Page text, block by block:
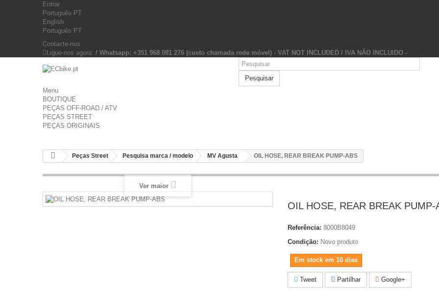
Entrar
Português PT
English
Português PT
Contacte-nos
Ligue-nos agora: / Whatsapp: +351 968 081 276 (custo chamada rede móvel) - VAT NOT INCLUDED / IVA NÃO INCLUIDO -
Pesquisar
Menu
BOUTIQUE
PEÇAS OFF-ROAD / ATV
PEÇAS STREET
PEÇAS ORIGINAIS
Peças Street Pesquisa marca / modelo MV Agusta OIL HOSE, REAR BREAK PUMP-ABS
Ver maior
OIL HOSE, REAR BREAK PUMP-
Referência: 8000B8049
Condição: Novo produto
Em stock em 10 dias
Tweet Partilhar Google+